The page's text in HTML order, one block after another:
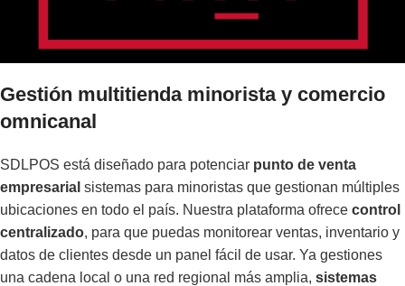
Gestión multitienda minorista y comercio
omnicanal
SDLPOS está diseñado para potenciar punto de venta
empresarial sistemas para minoristas que gestionan múltiples
ubicaciones en todo el país. Nuestra plataforma ofrece control
centralizado, para que puedas monitorear ventas, inventario y
datos de clientes desde un panel fácil de usar. Ya gestiones
una cadena local o una red regional más amplia, sistemas